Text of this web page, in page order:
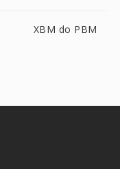
XBM do PBM